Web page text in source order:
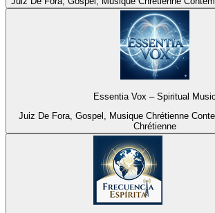
Essentia Vox – Spiritual Music
Juiz De Fora, Gospel, Musique Chrétienne
Chrétienne